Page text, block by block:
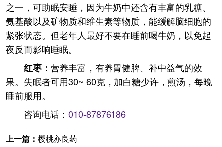
之一，可助眠安睡，因为牛奶中还含有丰富的乳糖、
氨基酸以及矿物质和维生素等物质，能缓解脑细胞的
紧张状态。但老年人最好不要在睡前喝牛奶，以免起
夜反而影响睡眠。
红枣： 营养丰富，有养胃健脾、补中益气的效
果。失眠者可用30~ 60克，加白糖少许，煎汤，每晚
睡前服用。
咨询电话： 010-87876186
上一篇： 樱桃亦良药